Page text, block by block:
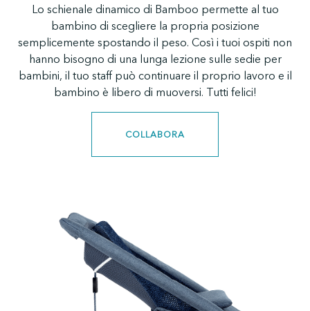
Lo schienale dinamico di Bamboo permette al tuo
bambino di scegliere la propria posizione
semplicemente spostando il peso. Così i tuoi ospiti non
hanno bisogno di una lunga lezione sulle sedie per
bambini, il tuo staff può continuare il proprio lavoro e il
bambino è libero di muoversi. Tutti felici!
COLLABORA